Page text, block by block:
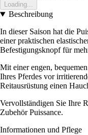
Loading...
Beschreibung
In dieser Saison hat die
einer praktischen
Befestigungsknopf für
Mit einer engen,
Ihres Pferdes vor
Reitausrüstung einen
Vervollständigen Sie Ihre
Zubehör Puissance.
Informationen und Pflege